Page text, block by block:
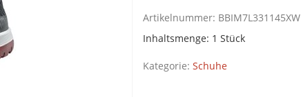
Artikelnummer: BBIM7L331145XW
Inhaltsmenge: 1 Stück
Kategorie: Schuhe